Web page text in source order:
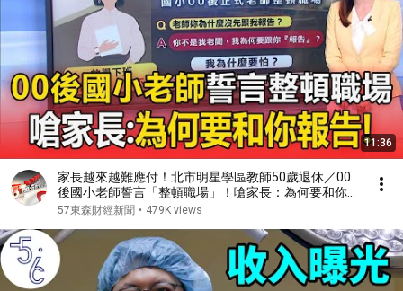
11:36
家長越來越難應付！北市明星學區教師50歲退休／00
後國小老師誓言「整頓職場」！嗆家長：為何要和你報
告
57東森財經新聞 • 479K views